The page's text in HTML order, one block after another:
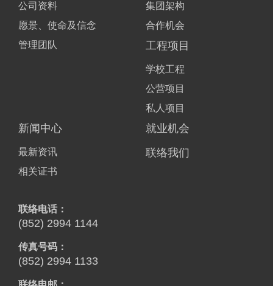
公司资料
愿景、使命及信念
管理团队
集团架构
合作机会
工程项目
学校工程
公营项目
私人项目
新闻中心
最新资讯
相关证书
就业机会
联络我们
联络电话：
(852) 2994 1144
传真号码：
(852) 2994 1133